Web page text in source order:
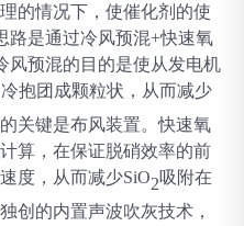
的情况下，使催化剂的使
路是通过冷风预混+快速氧
风预混的目的是使从发电机
抱团成颗粒状，从而减少
关键是布风装置。快速氧
算，在保证脱硝效率的前
度，从而减少SiO2吸附在
创的内置声波吹灰技术，